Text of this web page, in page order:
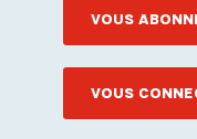
VOUS
VOUS